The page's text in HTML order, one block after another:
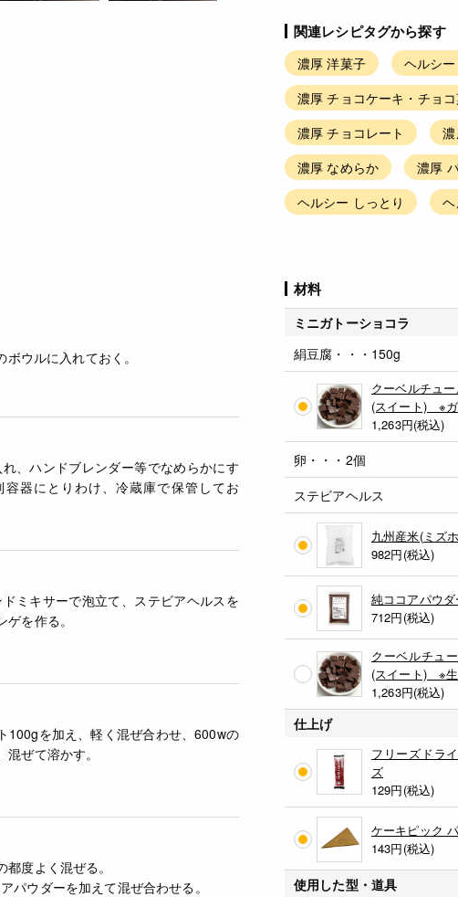
関連レシピタグから探す
濃厚 洋菓子
ヘルシ
濃厚 チョコケーキ・チョ
濃厚 チョコレート
濃厚 なめらか
濃厚
ヘルシー しっとり
材料
ミニガトーショコラ
絹豆腐・・・150g
クーベルチュ
(スイート) ※
1,263円(税込)
卵・・・2個
ステビアヘルス
九州産米(ミズ
982円(税込)
純ココアパウダ
712円(税込)
クーベルチュ
(スイート) ※
1,263円(税込)
仕上げ
フリーズドラ
ズ
129円(税込)
ケーキピック
143円(税込)
使用した型・道具
ウルに入れておく。
、ハンドブレンダー等でなめらかにす
器にとりわけ、冷蔵庫で保管してお
ミキサーで泡立て、ステビアヘルスを
を作る。
100gを加え、軽く混ぜ合わせ、600wの
ぜて溶かす。
度よく混ぜる。
パウダーを加えて混ぜ合わせる。